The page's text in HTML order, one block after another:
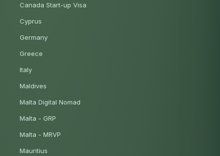
Canada Start-up Visa
Cyprus
Germany
Greece
Italy
Maldives
Malta Digital Nomad
Malta - GRP
Malta - MRVP
Mauritius